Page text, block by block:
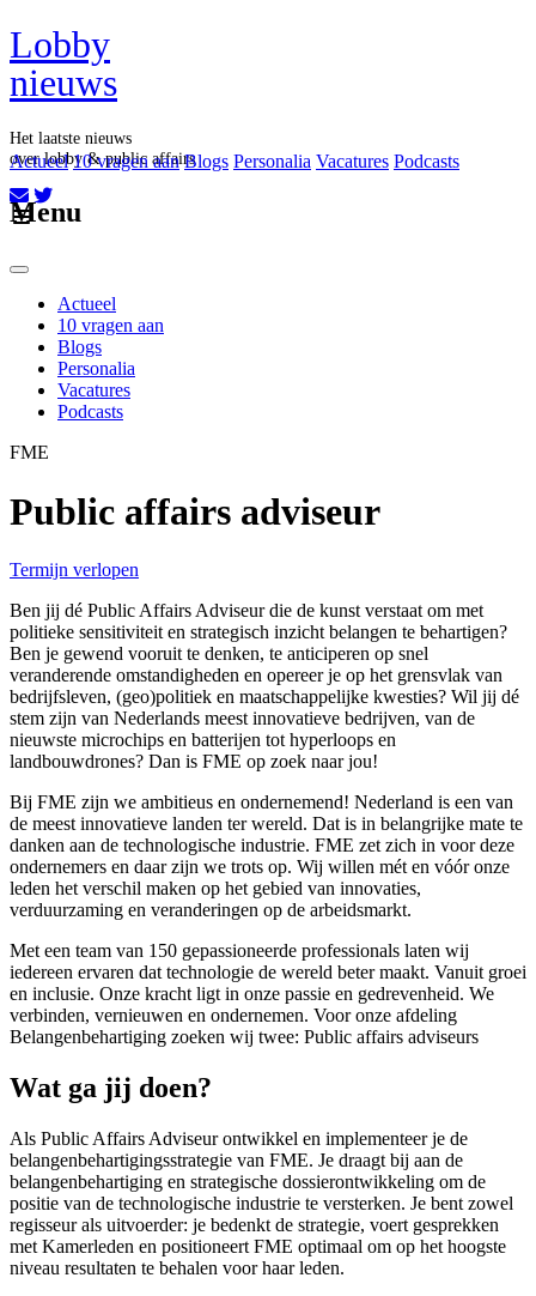
Lobby
nieuws
Het laatste nieuws
over lobby & public affairs
Aboneer op onze nieuwsbrief
Actueel 10 vragen aan Blogs Personalia Vacatures Podcasts
Menu
Actueel
10 vragen aan
Blogs
Personalia
Vacatures
Podcasts
FME
Public affairs adviseur
Termijn verlopen
Ben jij dé Public Affairs Adviseur die de kunst verstaat om met
politieke sensitiviteit en strategisch inzicht belangen te behartigen?
Ben je gewend vooruit te denken, te anticiperen op snel
veranderende omstandigheden en opereer je op het grensvlak van
bedrijfsleven, (geo)politiek en maatschappelijke kwesties? Wil jij dé
stem zijn van Nederlands meest innovatieve bedrijven, van de
nieuwste microchips en batterijen tot hyperloops en
landbouwdrones? Dan is FME op zoek naar jou!
Bij FME zijn we ambitieus en ondernemend! Nederland is een van
de meest innovatieve landen ter wereld. Dat is in belangrijke mate te
danken aan de technologische industrie. FME zet zich in voor deze
ondernemers en daar zijn we trots op. Wij willen mét en vóór onze
leden het verschil maken op het gebied van innovaties,
verduurzaming en veranderingen op de arbeidsmarkt.
Met een team van 150 gepassioneerde professionals laten wij
iedereen ervaren dat technologie de wereld beter maakt. Vanuit groei
en inclusie. Onze kracht ligt in onze passie en gedrevenheid. We
verbinden, vernieuwen en ondernemen. Voor onze afdeling
Belangenbehartiging zoeken wij twee: Public affairs adviseurs
Wat ga jij doen?
Als Public Affairs Adviseur ontwikkel en implementeer je de
belangenbehartigingsstrategie van FME. Je draagt bij aan de
belangenbehartiging en strategische dossierontwikkeling om de
positie van de technologische industrie te versterken. Je bent zowel
regisseur als uitvoerder: je bedenkt de strategie, voert gesprekken
met Kamerleden en positioneert FME optimaal om op het hoogste
niveau resultaten te behalen voor haar leden.